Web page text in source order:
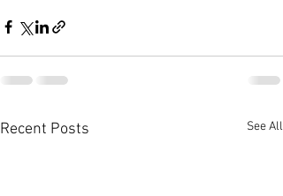
Recent Posts See All